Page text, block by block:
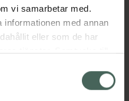
vi samarbetar med.
med annan
eller som de har
tjänster. Samtycke till
samtycke påverkar inte
innan